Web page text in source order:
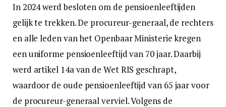
In 2024 werd besloten om de pensioenleeftijden
gelijk te trekken. De procureur-generaal, de rechters
en alle leden van het Openbaar Ministerie kregen
een uniforme pensioenleeftijd van 70 jaar. Daarbij
werd artikel 14a van de Wet RIS geschrapt,
waardoor de oude pensioenleeftijd van 65 jaar voor
de procureur-generaal verviel. Volgens de